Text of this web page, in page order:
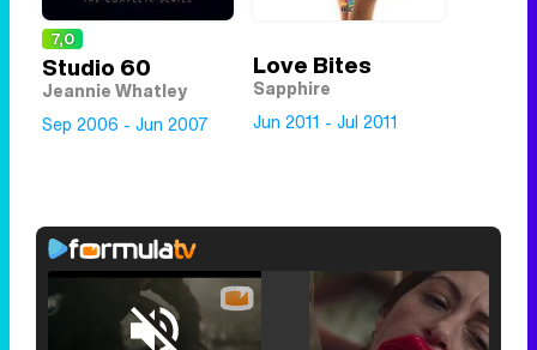
7,0
Studio 60
Jeannie Whatley
Sep 2006 - Jun 2007
Love Bites
Sapphire
Jun 2011 - Jul 2011